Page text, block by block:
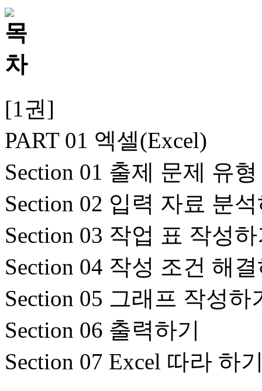
[1권]
PART 01 엑셀(Excel)
Section 01 출제 문제 유
Section 02 입력 자료 분
Section 03 작업 표 작성
Section 04 작성 조건 해
Section 05 그래프 작성하
Section 06 출력하기
Section 07 Excel 따라 하